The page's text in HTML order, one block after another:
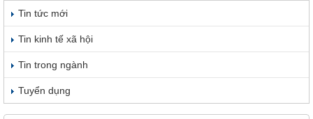
Tin tức mới
Tin kinh tế xã hội
Tin trong ngành
Tuyển dụng